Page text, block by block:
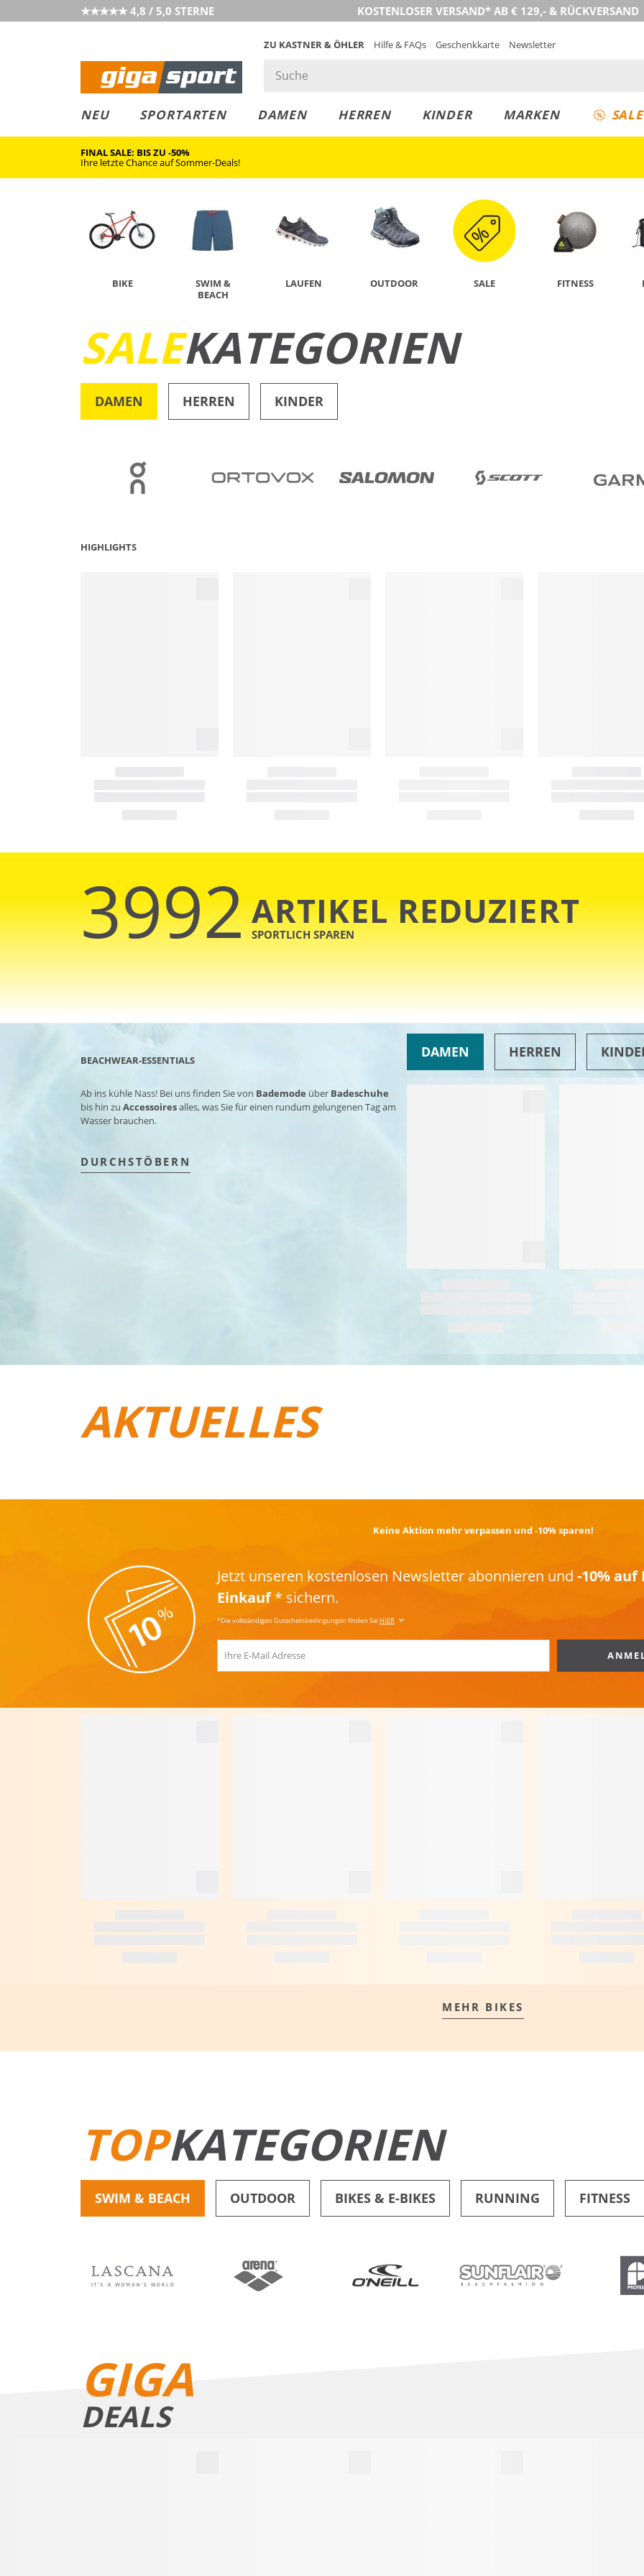
★★★★★ 4,8 / 5,0 STERNE KOSTENLOSER VERSAND* AB € 129,- & RÜCKVERSAND
ZU KASTNER & ÖHLER Hilfe & FAQs Geschenkkarte Newsletter
NEU SPORTARTEN DAMEN HERREN KINDER MARKEN SALE
FINAL SALE: BIS ZU -50%
Ihre letzte Chance auf Sommer-Deals!
JETZT ENTDECKEN
BIKE
SWIM &
BEACH
LAUFEN OUTDOOR SALE FITNESS
SALEKATEGORIEN
DAMEN HERREN KINDER
HIGHLIGHTS
3992ARTIKEL REDUZIERT
SPORTLICH SPAREN
BEACHWEAR-ESSENTIALS
Ab ins kühle Nass! Bei uns finden Sie von Bademode über Badeschuhe
bis hin zu Accessoiresalles, was Sie für einen rundum gelungenen Tag am
Wasser brauchen.
DURCHSTÖBERN
DAMEN HERREN
AKTUELLES
Keine Aktion mehr verpassen und -10% sparen!
Jetzt unseren kostenlosen Newsletter abonnieren und -10%
Einkauf* sichern.
*Die vollständigen Gutscheinbedingungen finden SieHIER
MEHR BIKES
TOPKATEGORIEN
SWIM & BEACH OUTDOOR BIKES & E-BIKES RUNNING FITNESS
BADE­SCHUHE
GIGA
DEALS